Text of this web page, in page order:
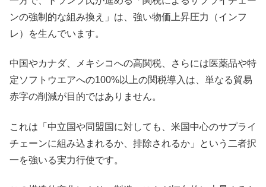
ンの強制的な組み換え」は、強い物価上昇圧力（インフ
レ）を生んでいます。
中国やカナダ、メキシコへの高関税、さらには医薬品や特
定ソフトウエアへの100%以上の関税導入は、単なる貿易
赤字の削減が目的ではありません。
これは「中立国や同盟国に対しても、米国中心のサプライ
チェーンに組み込まれるか、排除されるか」という二者択
一を強いる実力行使です。